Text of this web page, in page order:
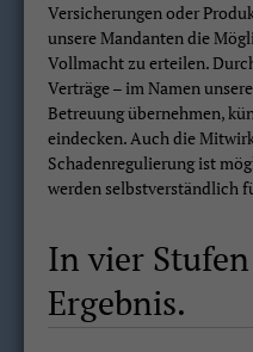
Versicherungen oder
unsere Mandanten die
Vollmacht zu erteilen.
Verträge – im Namen
Betreuung übernehmen,
eindecken. Auch die
Schadenregulierung ist
werden selbstverständlich
In vier
Ergebnis.